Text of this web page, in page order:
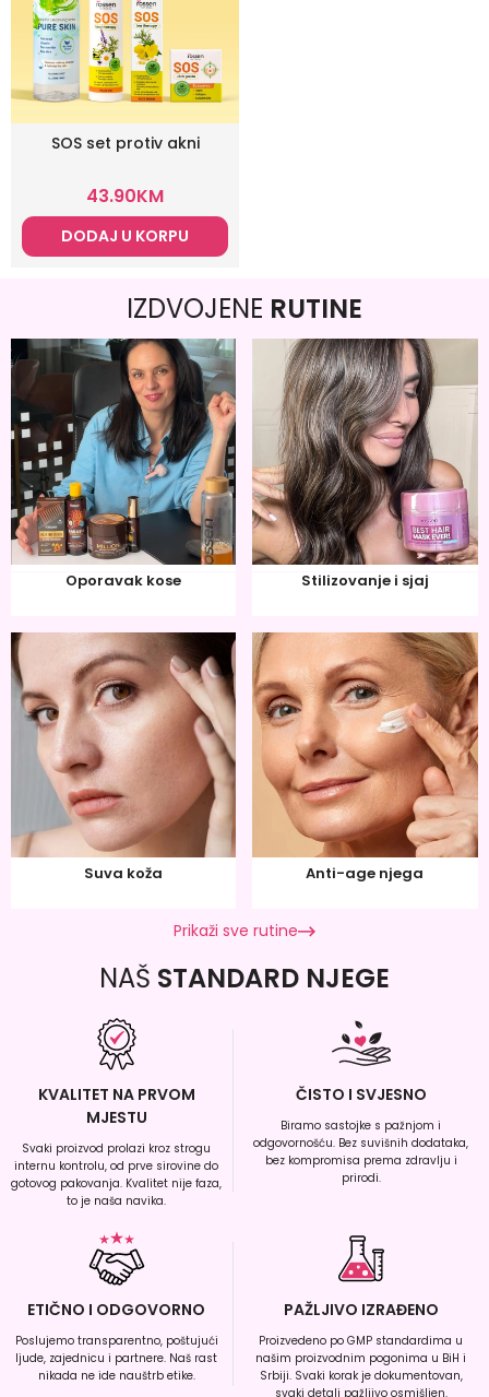
SOS set protiv akni
43.90KM
DODAJ U KORPU
IZDVOJENE RUTINE
Oporavak kose Stilizovanje i sjaj
Suva koža Anti-age njega
Prikaži sve rutine
NAŠ STANDARD NJEGE
KVALITET NA PRVOM
MJESTU
Svaki proizvod prolazi kroz strogu
internu kontrolu, od prve sirovine do
gotovog pakovanja. Kvalitet nije faza,
to je naša navika.
ČISTO I SVJESNO
Biramo sastojke s pažnjom i
odgovornošću. Bez suvišnih dodataka,
bez kompromisa prema zdravlju i
prirodi.
ETIČNO I ODGOVORNO
Poslujemo transparentno, poštujući
ljude, zajednicu i partnere. Naš rast
nikada ne ide nauštrb etike.
PAŽLJIVO IZRAĐENO
Proizvedeno po GMP standardima u
našim proizvodnim pogonima u BiH i
Srbiji. Svaki korak je dokumentovan,
svaki detalj pažljivo osmišljen.